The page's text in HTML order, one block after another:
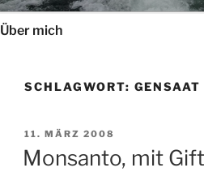
Über mich
SCHLAGWORT: GENSAAT
VERÖFFENTLICHT
AM
11. MÄRZ 2008
Monsanto, mit